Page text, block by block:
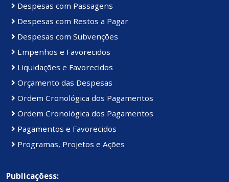
Despesas com Passagens
Despesas com Restos a Pagar
Despesas com Subvenções
Empenhos e Favorecidos
Liquidações e Favorecidos
Orçamento das Despesas
Ordem Cronológica dos Pagamentos
Ordem Cronológica dos Pagamentos
Pagamentos e Favorecidos
Programas, Projetos e Ações
Publicaçõess: